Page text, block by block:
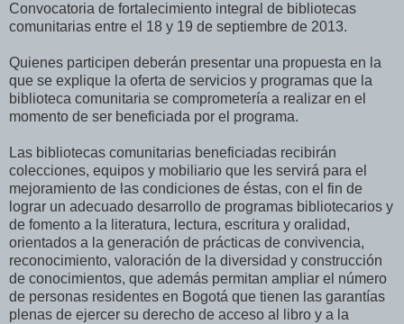
Convocatoria de fortalecimiento integral de bibliotecas
comunitarias entre el 18 y 19 de septiembre de 2013.
Quienes participen deberán presentar una propuesta en la
que se explique la oferta de servicios y programas que la
biblioteca comunitaria se comprometería a realizar en el
momento de ser beneficiada por el programa.
Las bibliotecas comunitarias beneficiadas recibirán
colecciones, equipos y mobiliario que les servirá para el
mejoramiento de las condiciones de éstas, con el fin de
lograr un adecuado desarrollo de programas bibliotecarios y
de fomento a la literatura, lectura, escritura y oralidad,
orientados a la generación de prácticas de convivencia,
reconocimiento, valoración de la diversidad y construcción
de conocimientos, que además permitan ampliar el número
de personas residentes en Bogotá que tienen las garantías
plenas de ejercer su derecho de acceso al libro y a la